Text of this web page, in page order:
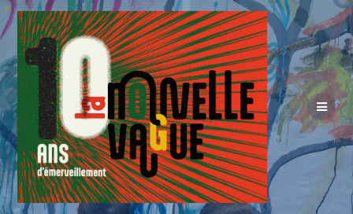
Skip
to
content